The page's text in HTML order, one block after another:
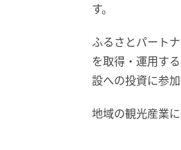
す。
ふるさとパート
を取得・運用す
設への投資に参加
地域の観光産業